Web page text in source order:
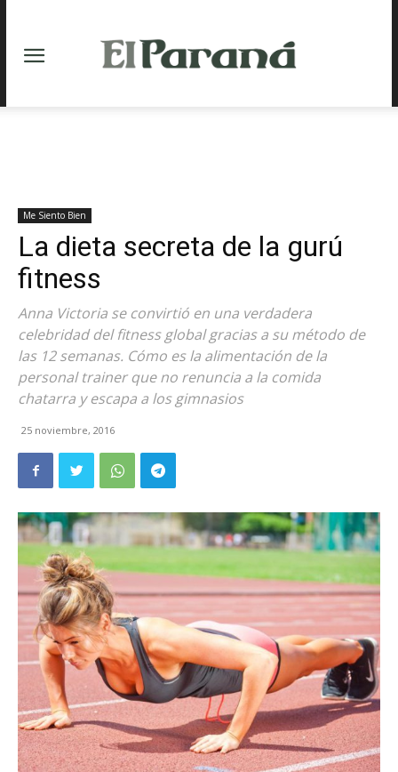
Me Siento Bien
La dieta secreta de la gurú
fitness
Anna Victoria se convirtió en una verdadera
celebridad del fitness global gracias a su método de
las 12 semanas. Cómo es la alimentación de la
personal trainer que no renuncia a la comida
chatarra y escapa a los gimnasios
25 noviembre, 2016